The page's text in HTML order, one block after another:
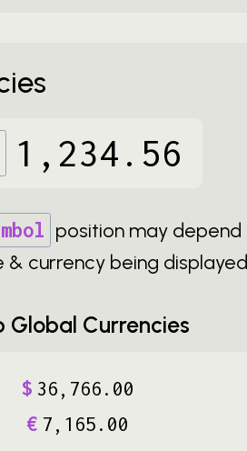
1 , 234 . 56
position may depend
& currency being
Global Currencies
$ 36, 766. 00
€ 7, 165. 00